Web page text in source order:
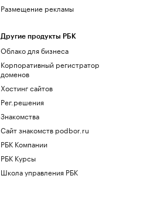
Размещение рекламы
Другие продукты РБК
Облако для бизнеса
Корпоративный регистратор
доменов
Хостинг сайтов
Рег.решения
Знакомства
Сайт знакомств podbor.ru
РБК Компании
РБК Курсы
Школа управления РБК